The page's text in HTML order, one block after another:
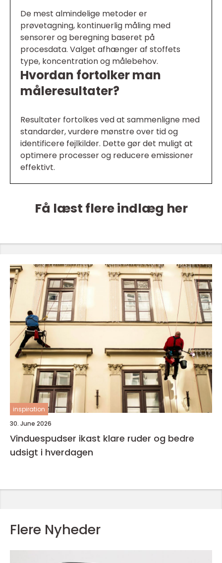
De mest almindelige metoder er
prøvetagning, kontinuerlig måling med
sensorer og beregning baseret på
procesdata. Valget afhænger af stoffets
type, koncentration og målebehov.
Hvordan fortolker man
måleresultater?
Resultater fortolkes ved at sammenligne med
standarder, vurdere mønstre over tid og
identificere fejlkilder. Dette gør det muligt at
optimere processer og reducere emissioner
effektivt.
Få læst flere indlæg her
inspiration
30. June 2026
Vinduespudser ikast klare ruder og bedre
udsigt i hverdagen
Flere Nyheder